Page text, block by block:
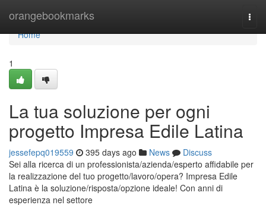
orangebookmarks
Home
Home
1
La tua soluzione per ogni
progetto Impresa Edile Latina
jessefepq019559 395 days ago News
Discuss
Sei alla ricerca di un professionista/azienda/esperto affidabile per
la realizzazione del tuo progetto/lavoro/opera? Impresa Edile
Latina è la soluzione/risposta/opzione ideale! Con anni di
esperienza nel settore